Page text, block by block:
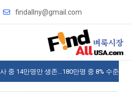
findallny@gmail.com
사이버 한국외국어대 미주글로벌센터 뉴욕